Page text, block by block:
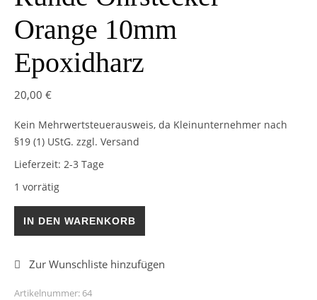
Orange 10mm
Epoxidharz
20,00 €
Kein Mehrwertsteuerausweis, da Kleinunternehmer nach
§19 (1) UStG. zzgl. Versand
Lieferzeit: 2-3 Tage
1 vorrätig
Runde Ohrstecker Orange 10mm Epoxidharz Menge
IN DEN WARENKORB
Artikelnummer: 64